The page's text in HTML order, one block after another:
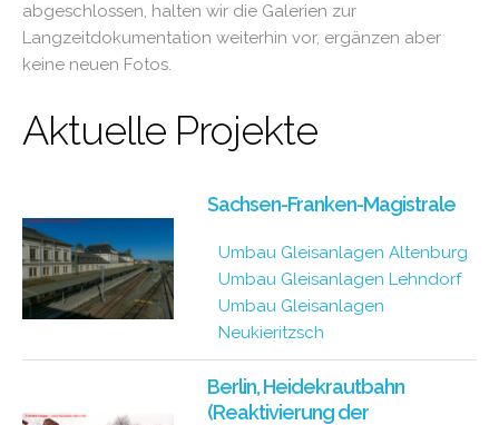
abgeschlossen, halten wir die Galerien zur
Langzeitdokumentation weiterhin vor, ergänzen aber
keine neuen Fotos.
Aktuelle Projekte
Sachsen-Franken-Magistrale
Umbau Gleisanlagen Altenburg
Umbau Gleisanlagen Lehndorf
Umbau Gleisanlagen
Neukieritzsch
Berlin, Heidekrautbahn
(Reaktivierung der